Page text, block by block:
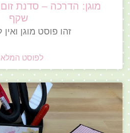
מוגן: הדרכה – סדנת
שקף
זהו פוסט מוגן
לפוסט